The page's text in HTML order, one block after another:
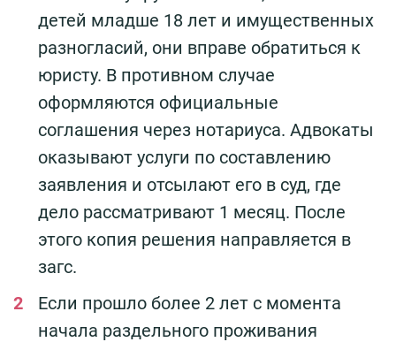
детей младше 18 лет и имущественных
разногласий, они вправе обратиться к
юристу. В противном случае
оформляются официальные
соглашения через нотариуса. Адвокаты
оказывают услуги по составлению
заявления и отсылают его в суд, где
дело рассматривают 1 месяц. После
этого копия решения направляется в
загс.
Если прошло более 2 лет с момента
начала раздельного проживания